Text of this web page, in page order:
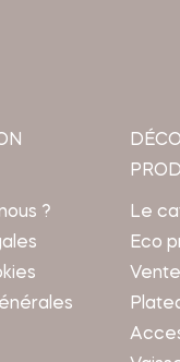
?
Le
Eco